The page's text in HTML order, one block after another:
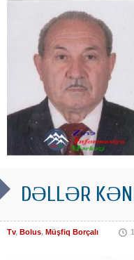
DƏLLƏR
Tv, Bolus, Müşfiq Borçalı